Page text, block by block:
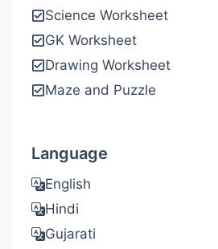
Science Worksheet
GK Worksheet
Drawing Worksheet
Maze and Puzzle
Language
English
Hindi
Gujarati